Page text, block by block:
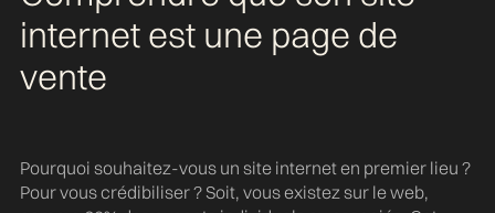
internet est une page de
vente
Pourquoi souhaitez-vous un site internet en premier lieu ?
Pour vous crédibiliser ? Soit, vous existez sur le web,